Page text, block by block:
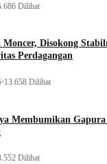
Dilihat
Disokong
Perdagangan
•13.658 Dilihat
Membumikan
Dilihat